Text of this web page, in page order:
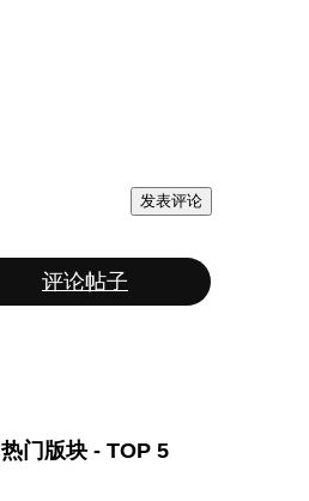
发表评论
评论帖子
热门版块 - TOP 5